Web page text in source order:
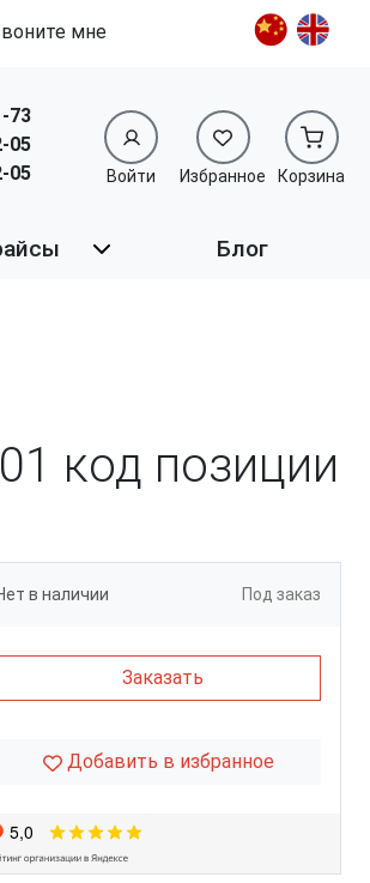
мне
73
05
05
Войти Избранное Корзина
Блог
код позиции
в наличии Под заказ
Заказать
Добавить в избранное